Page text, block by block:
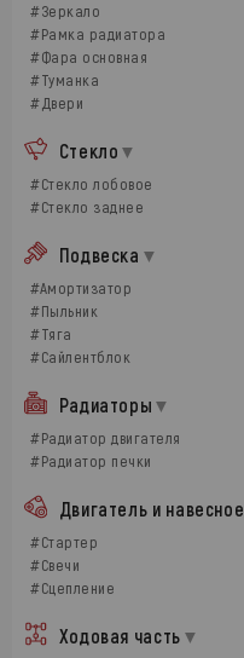
#Зеркало
#Рамка радиатора
#Фара основная
#Туманка
#Двери
Стекло
#Стекло лобовое
#Стекло заднее
Подвеска
#Амортизатор
#Пыльник
#Тяга
#Сайлентблок
Радиаторы
#Радиатор двигателя
#Радиатор печки
Двигатель и навесное
#Стартер
#Свечи
#Сцепление
Ходовая часть